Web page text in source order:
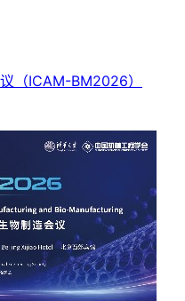
（ICAM-BM2026）